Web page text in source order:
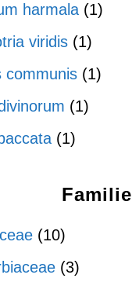
harmala (1)
viridis (1)
communis (1)
(1)
(1)
Familie
(10)
(3)